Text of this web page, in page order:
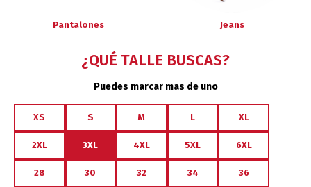
Pantalones Jeans
¿QUÉ TALLE BUSCAS?
Puedes marcar mas de uno
XS S M L XL
2XL 3XL 4XL 5XL 6XL
28 30 32 34 36